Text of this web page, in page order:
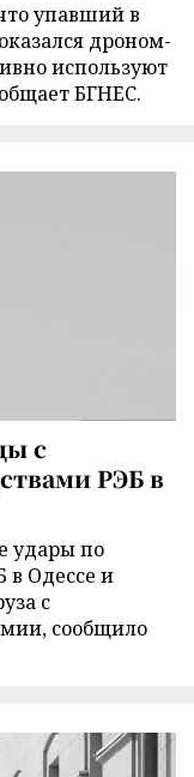
упавший в
дроном-
используют
БГНЕС.
с
РЭБ в
удары по
в Одессе и
с
сообщило